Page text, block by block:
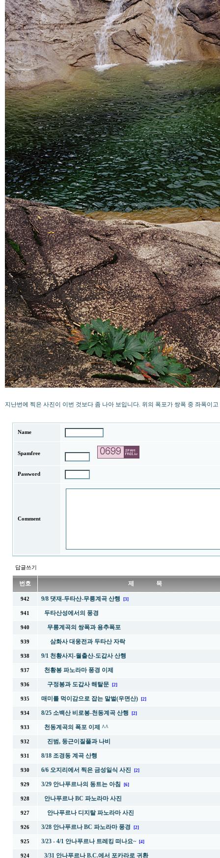
지난번에 찍은 사진이 이번 것보다 좀 나아 보입니다. 위의 폭포가 쌍폭 중 좌폭이
Name
Spamfree
Password
Comment
답글쓰기
번호 제 목
942 9/8 댓재-두타산-무릉계곡 산행 [3]
941 두타산성에서의 풍경
940 무릉계곡의 쌍폭과 용추폭포
939 삼화사 대웅전과 두타산 자락
938 9/1 천황사지-월출산-도갑사 산행
937 천황봉 파노라마 풍경 이제
936 구정봉과 도갑사 해탈문 [2]
935 매미를 먹이감으로 잡는 말벌(우면산) [2]
934 8/25 소백산 비로봉-천동계곡 산행 [2]
933 천동계곡의 폭포 이제 ^^
932 진범, 둥근이질풀과 나비
931 8/18 조경동 계곡 산행
930 6/6 오지리에서 찍은 금성일식 사진 [2]
929 3/29 안나푸르나의 동트는 아침 [6]
928 안나푸르나 BC 파노라마 사진
927 안나푸르나 디지탈 파노라마 사진
926 3/28 안나푸르나 BC 파노라마 풍경 [2]
925 3/23 - 4/1 안나푸르나 트레킹 떠나요~ [4]
924 3/31 안나푸르나 B.C.에서 포카라로 귀환